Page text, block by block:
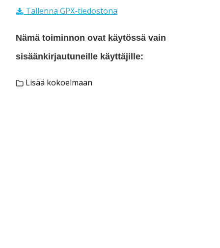
Tallenna GPX-tiedostona
Nämä toiminnon ovat käytössä vain
sisäänkirjautuneille käyttäjille:
Lisää kokoelmaan